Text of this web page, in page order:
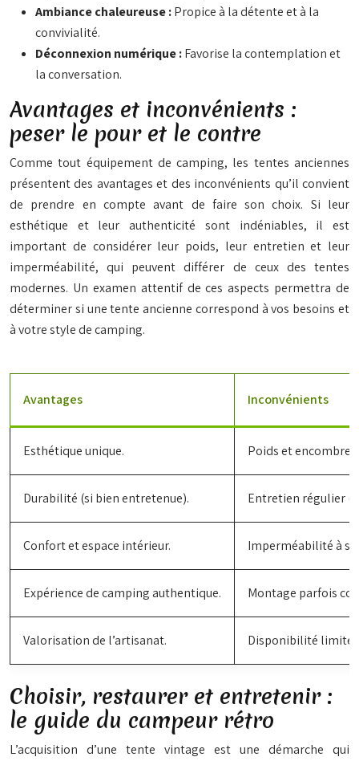
Ambiance chaleureuse :Propice à la détente et à la
convivialité.
Déconnexion numérique :Favorise la contemplation et
la conversation.
Avantages et inconvénients :
peser le pour et le contre
Comme tout équipement de camping, les tentes anciennes
présentent des avantages et des inconvénients qu’il convient
de prendre en compte avant de faire son choix. Si leur
esthétique et leur authenticité sont indéniables, il est
important de considérer leur poids, leur entretien et leur
imperméabilité, qui peuvent différer de ceux des tentes
modernes. Un examen attentif de ces aspects permettra de
déterminer si une tente ancienne correspond à vos besoins et
à votre style de camping.
Avantages Inconvénients
Esthétique unique. Poids et
Durabilité (si bien entretenue). Entretien régulier
Confort et espace intérieur. Imperméabilité à
Expérience de camping authentique. Montage parfois
Valorisation de l’artisanat. Disponibilité
Choisir, restaurer et entretenir :
le guide du campeur rétro
L’acquisition d’une tente vintage est une démarche qui